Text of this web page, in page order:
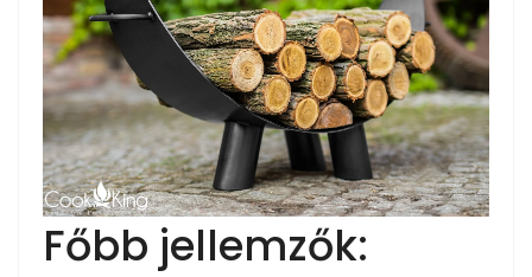
Főbb jellemzők: